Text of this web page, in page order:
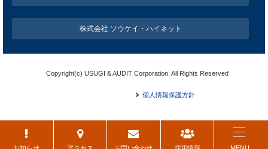
株式会社 ソウケイ・ハイネット
Copyright(c) USUGI & AUDIT Corporation. All Rights Reserved
個人情報保護方針